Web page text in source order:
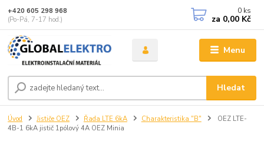
Menu
Hledat
+420 605 298 968
(Po-Pá, 7-17 hod.)
0 ks
za 0,00 Kč
Úvod Jističe OEZ Řada LTE 6kA Charakteristika "B"
OEZ LTE-
4B-1 6kA jistič 1pólový 4A OEZ Minia